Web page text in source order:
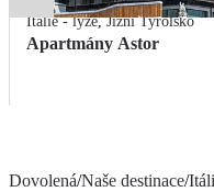
Itálie - lyže,Jižní Tyrolsko
Apartmány Astor
Dovolená/Naše destinace/